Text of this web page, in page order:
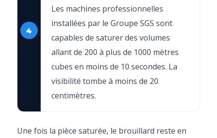
4
Les machines professionnelles
installées par le Groupe SGS sont
capables de saturer des volumes
allant de 200 à plus de 1000 mètres
cubes en moins de 10 secondes. La
visibilité tombe à moins de 20
centimètres.
Une fois la pièce saturée, le brouillard reste en